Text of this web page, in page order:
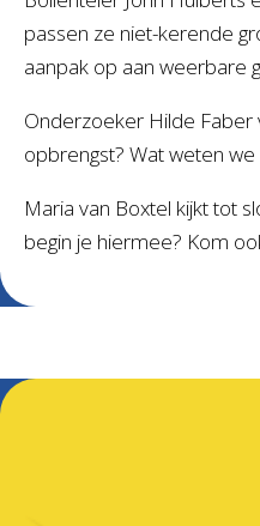
passen ze niet-kerende
aanpak op aan weerbare
Onderzoeker Hilde Faber
opbrengst? Wat weten
Maria van Boxtel kijkt tot
begin je hiermee? Kom